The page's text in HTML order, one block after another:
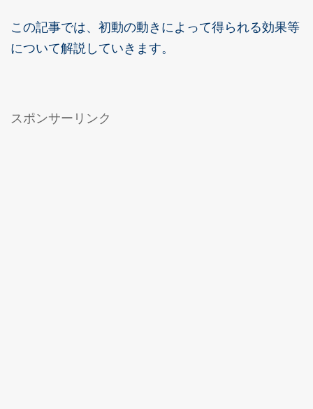
この記事では、初動の動きによって得られる効果等
について解説していきます。
スポンサーリンク